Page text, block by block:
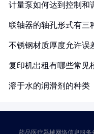
计量泵如何达到控制和
联轴器的轴孔形式有三
不锈钢材质厚度允许误
复印机出租有哪些常见
溶于水的润滑剂的种类
药品医疗器械网络信息服务